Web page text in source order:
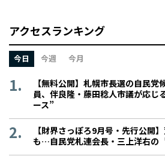
アクセスランキング
今日 今週 今月
【無料公開】札幌市長選の自民
員、伴良隆・藤田稔人市議が応じ
ース”
【財界さっぽろ9月号・先行公開
も…自民党札連会長・三上洋右の